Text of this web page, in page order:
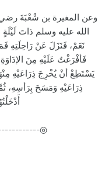
وعن المغيرة بن شُعْبَةَ
الله عليه وسلم ذاتَ
نَعَمْ، فَنَزَلَ عَنْ رَاحِلَتِهِ
فَأفْرَغْتُ عَلَيْهِ مِنَ
يَسْتَطِعْ أنْ يُخْرِجَ ذِرَاعَيْهِ
ذِرَاعَيْهِ وَمَسَحَ بِرَأسِهِ،
◎